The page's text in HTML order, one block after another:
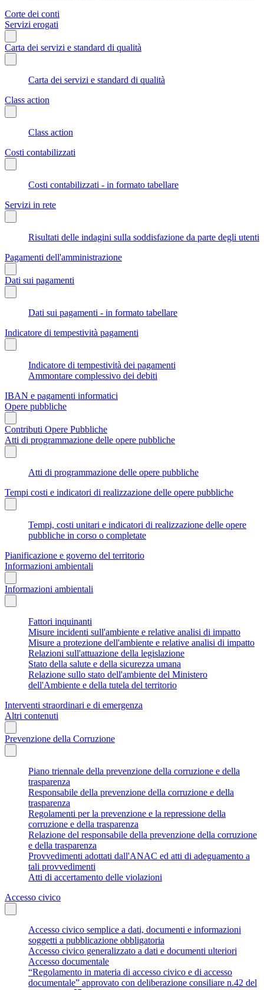
Corte dei conti
Servizi erogati
Carta dei servizi e standard di qualità
Carta dei servizi e standard di qualità
Class action
Class action
Costi contabilizzati
Costi contabilizzati - in formato tabellare
Servizi in rete
Risultati delle indagini sulla soddisfazione da parte degli utenti
Pagamenti dell'amministrazione
Dati sui pagamenti
Dati sui pagamenti - in formato tabellare
Indicatore di tempestività pagamenti
Indicatore di tempestività dei pagamenti
Ammontare complessivo dei debiti
IBAN e pagamenti informatici
Opere pubbliche
Contributi Opere Pubbliche
Atti di programmazione delle opere pubbliche
Atti di programmazione delle opere pubbliche
Tempi costi e indicatori di realizzazione delle opere pubbliche
Tempi, costi unitari e indicatori di realizzazione delle opere
pubbliche in corso o completate
Pianificazione e governo del territorio
Informazioni ambientali
Informazioni ambientali
Fattori inquinanti
Misure incidenti sull'ambiente e relative analisi di impatto
Misure a protezione dell'ambiente e relative analisi di impatto
Relazioni sull'attuazione della legislazione
Stato della salute e della sicurezza umana
Relazione sullo stato dell'ambiente del Ministero
dell'Ambiente e della tutela del territorio
Interventi straordinari e di emergenza
Altri contenuti
Prevenzione della Corruzione
Piano triennale della prevenzione della corruzione e della
trasparenza
Responsabile della prevenzione della corruzione e della
trasparenza
Regolamenti per la prevenzione e la repressione della
corruzione e della trasparenza
Relazione del responsabile della prevenzione della corruzione
e della trasparenza
Provvedimenti adottati dall'ANAC ed atti di adeguamento a
tali provvedimenti
Atti di accertamento delle violazioni
Accesso civico
Accesso civico semplice a dati, documenti e informazioni
soggetti a pubblicazione obbligatoria
Accesso civico generalizzato a dati e documenti ulteriori
Accesso documentale
“Regolamento in materia di accesso civico e di accesso
documentale” approvato con deliberazione consiliare n.42 del